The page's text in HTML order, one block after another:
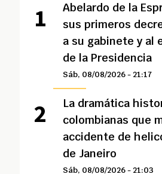
Abelardo de la
sus primeros
a su gabinete y al
de la Presidencia
Sáb, 08/08/2026 - 21:17
La dramática
colombianas que
accidente de
de Janeiro
Sáb, 08/08/2026 - 21:03